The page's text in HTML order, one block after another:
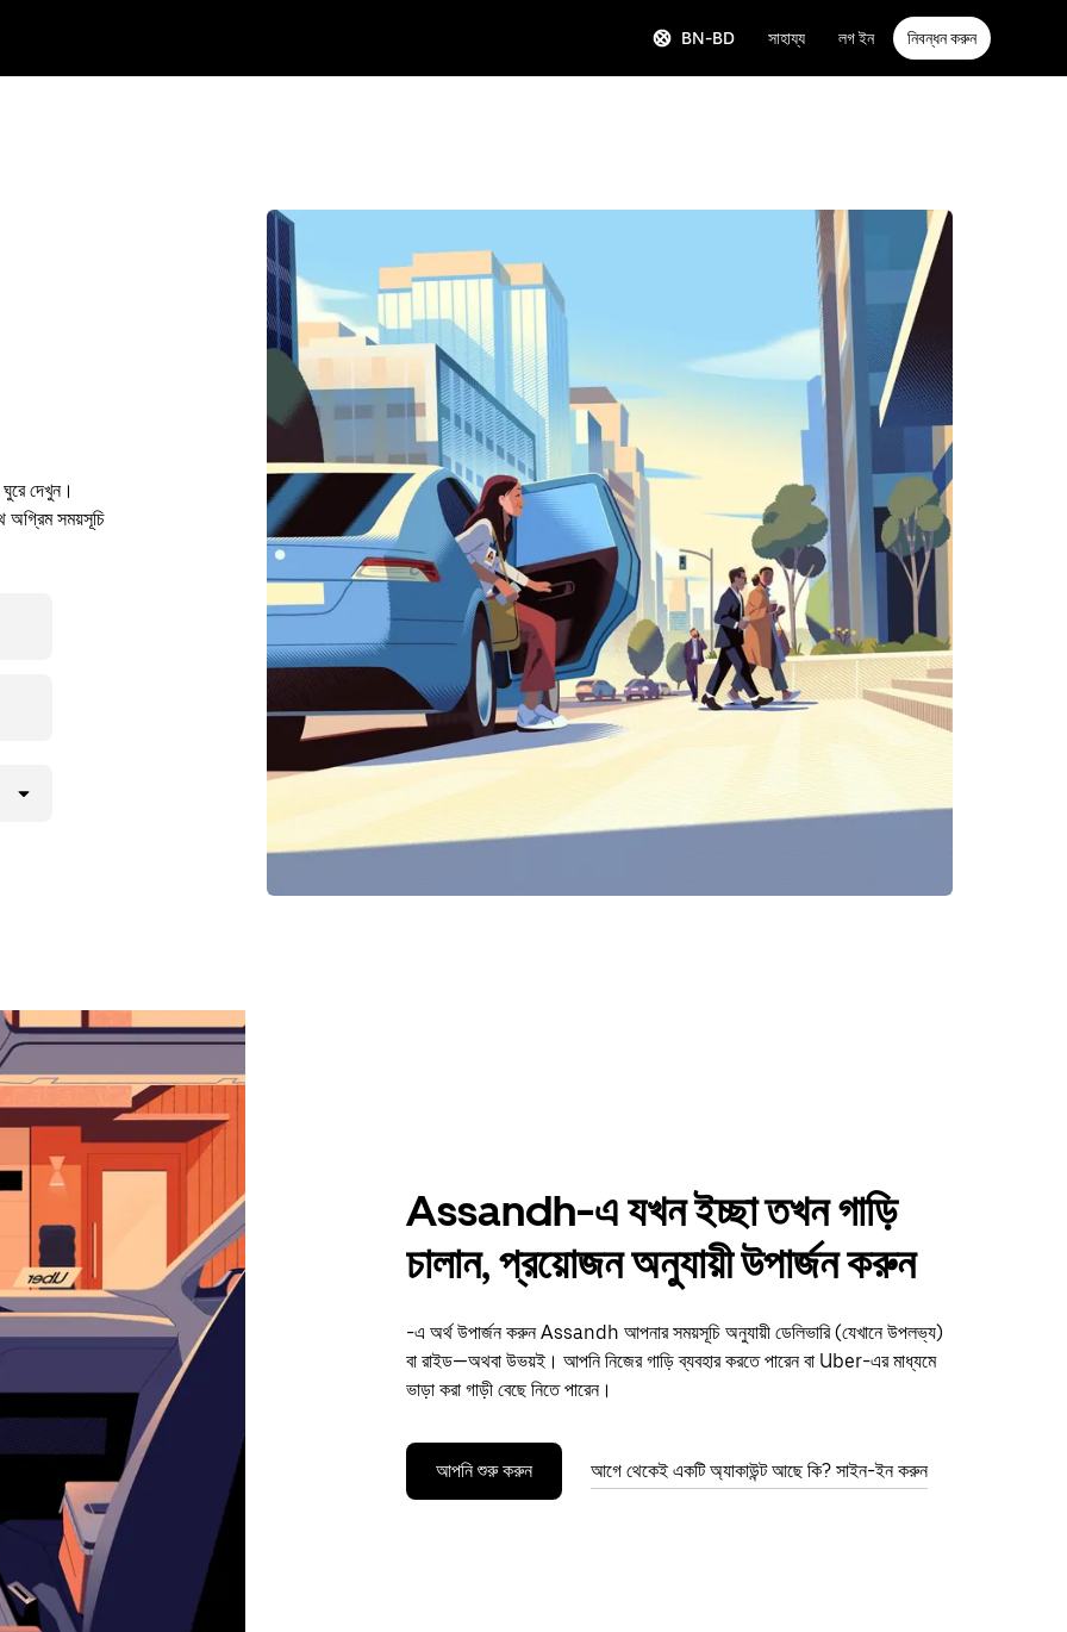
BN-BD সাহায্য লগ ইন নিবন্ধন করুন
দেখুন।
সময়সূচি
Assandh-এ যখন ইচ্ছা তখন গাড়ি
চালান, প্রয়োজন অনুযায়ী উপার্জন করুন
-এ অর্থ উপার্জন করুন Assandh আপনার সময়সূচি অনুযায়ী ডেলিভারি (যেখানে উপলভ্য)
বা রাইড—অথবা উভয়ই। আপনি নিজের গাড়ি ব্যবহার করতে পারেন বা Uber-এর মাধ্যমে
ভাড়া করা গাড়ী বেছে নিতে পারেন।
আপনি শুরু করুন আগে থেকেই একটি অ্যাকাউন্ট আছে কি? সাইন-ইন করুন